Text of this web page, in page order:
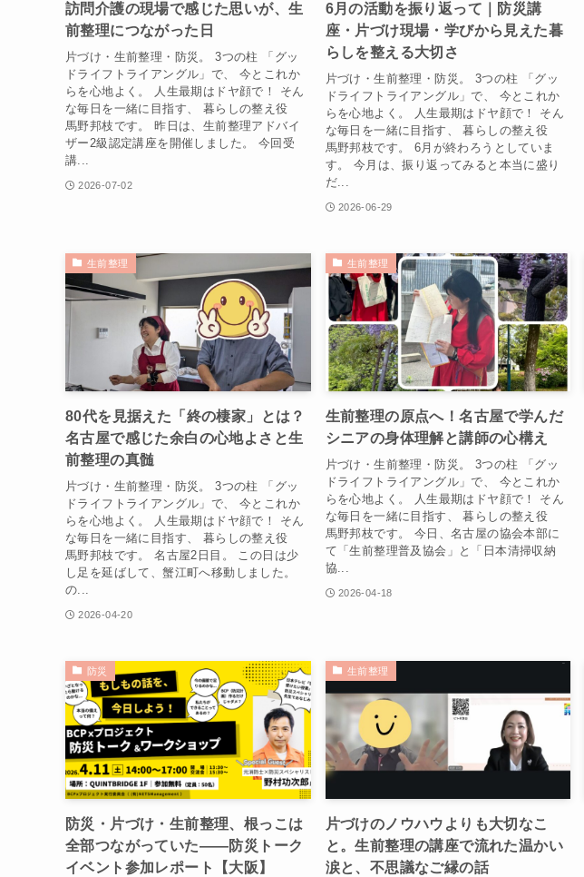
訪問介護の現場で感じた思いが、生
前整理につながった日
片づけ・生前整理・防災。 3つの柱 「グッ
ドライフトライアングル」で、 今とこれか
らを心地よく。 人生最期はドヤ顔で！ そん
な毎日を一緒に目指す、 暮らしの整え役
馬野邦枝です。 昨日は、生前整理アドバイ
ザー2級認定講座を開催しました。 今回受
講...
2026-07-02
6月の活動を振り返って｜防災講
座・片づけ現場・学びから見えた暮
らしを整える大切さ
片づけ・生前整理・防災。 3つの柱 「グッ
ドライフトライアングル」で、 今とこれか
らを心地よく。 人生最期はドヤ顔で！ そん
な毎日を一緒に目指す、 暮らしの整え役
馬野邦枝です。 6月が終わろうとしていま
す。 今月は、振り返ってみると本当に盛り
だ...
2026-06-29
生前整理
80代を見据えた「終の棲家」とは？
名古屋で感じた余白の心地よさと生
前整理の真髄
片づけ・生前整理・防災。 3つの柱 「グッ
ドライフトライアングル」で、 今とこれか
らを心地よく。 人生最期はドヤ顔で！ そん
な毎日を一緒に目指す、 暮らしの整え役
馬野邦枝です。 名古屋2日目。 この日は少
し足を延ばして、蟹江町へ移動しました。
の...
2026-04-20
生前整理
生前整理の原点へ！名古屋で学んだ
シニアの身体理解と講師の心構え
片づけ・生前整理・防災。 3つの柱 「グッ
ドライフトライアングル」で、 今とこれか
らを心地よく。 人生最期はドヤ顔で！ そん
な毎日を一緒に目指す、 暮らしの整え役
馬野邦枝です。 今日、名古屋の協会本部に
て「生前整理普及協会」と「日本清掃収納
協...
2026-04-18
防災
防災・片づけ・生前整理、根っこは
全部つながっていた――防災トーク
イベント参加レポート【大阪】
生前整理
片づけのノウハウよりも大切なこ
と。生前整理の講座で流れた温かい
涙と、不思議なご縁の話